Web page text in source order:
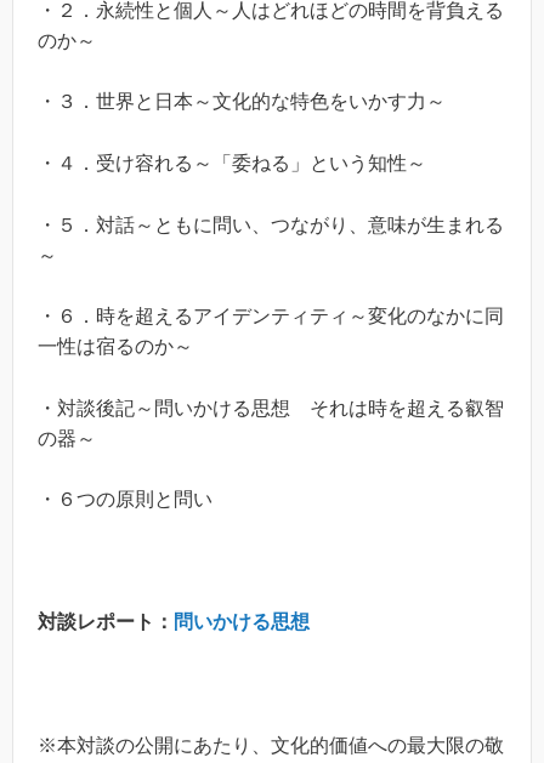
・２．永続性と個人～人はどれほどの時間を背負える
のか～
・３．世界と日本～文化的な特色をいかす力～
・４．受け容れる～「委ねる」という知性～
・５．対話～ともに問い、つながり、意味が生まれる
～
・６．時を超えるアイデンティティ～変化のなかに同
一性は宿るのか～
・対談後記～問いかける思想 それは時を超える叡智
の器～
・６つの原則と問い
対談レポート： 問いかける思想
※本対談の公開にあたり、文化的価値への最大限の敬